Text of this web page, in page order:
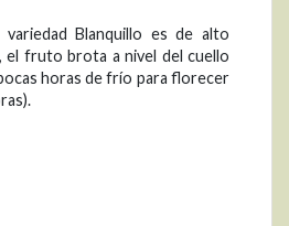
Blanquillo es de alto
el fruto brota a nivel del cuello
horas de frío para florecer